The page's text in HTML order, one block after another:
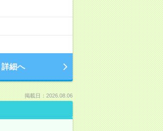
詳細へ
掲載日：2026.08.06